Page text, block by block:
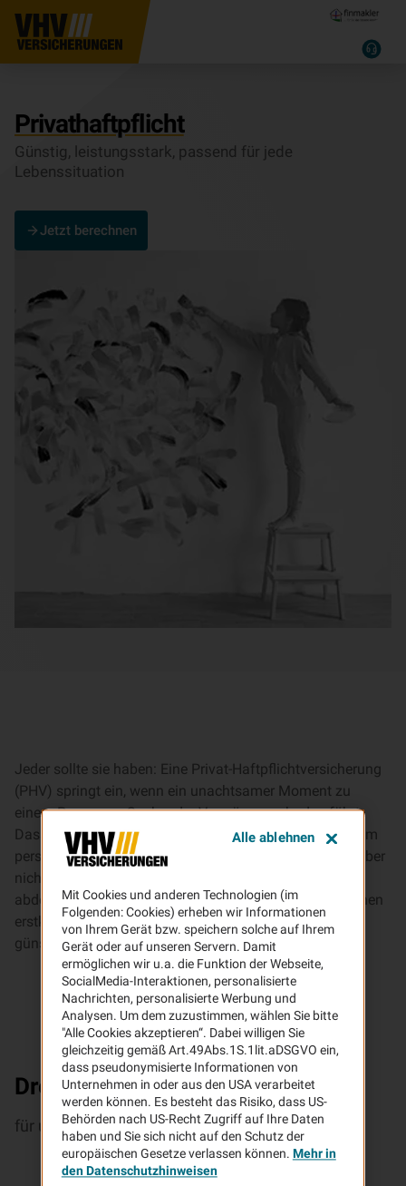
Privathaftpflicht
Günstig, leistungsstark, passend für jede
Lebenssituation
Jetzt berechnen
Jeder sollte sie haben: Eine Privat-Haftpflichtversicherung
(PHV) springt ein, wenn ein unachtsamer Moment zu
einem Personen-, Sach- oder Vermögensschaden führt.
Dass viele die PHV als einen wichtigen Standard in ihrem
persönlichen Versicherungsrepertoire sehen, bedeutet aber
nicht, dass sie leistungstechnisch nur das Nötigste
abdecken muss. Die Privathaftpflicht der VHV bietet Ihnen
erstklassigen Schutz für jede Lebenslage – und das zu
günstigen Preisen!
Drei gute Gründe
für unsere Privat­haft­pflicht­versicherung
Mit Cookies und anderen Technologien (im
Folgenden: Cookies) erheben wir Informationen
von Ihrem Gerät bzw. speichern solche auf Ihrem
Gerät oder auf unseren Servern. Damit
ermöglichen wir u.a. die Funktion der Webseite,
SocialMedia-Interaktionen, personalisierte
Nachrichten, personalisierte Werbung und
Analysen. Um dem zuzustimmen, wählen Sie bitte
"Alle Cookies akzeptieren“. Dabei willigen Sie
gleichzeitig gemäß Art.49Abs.1S.1lit.aDSGVO ein,
dass pseudonymisierte Informationen von
Unternehmen in oder aus den USA verarbeitet
werden können. Es besteht das Risiko, dass US-
Behörden nach US-Recht Zugriff auf Ihre Daten
haben und Sie sich nicht auf den Schutz der
europäischen Gesetze verlassen können. Mehr in
den Datenschutzhinweisen
Alle ablehnen